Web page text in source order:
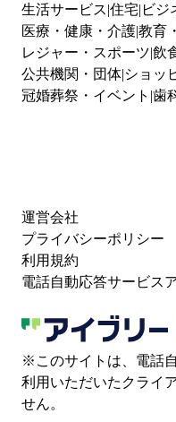
生活サービス 住宅 ビジ
医療・健康・介護教育
レジャー・スポーツ 飲
公共機関・団体 ショッ
冠婚葬祭・イベント 歯
運営会社
プライバシーポリシー
利用規約
電話自動応答サービス
※このサイトは、電話
利用いただいたクライ
せん。